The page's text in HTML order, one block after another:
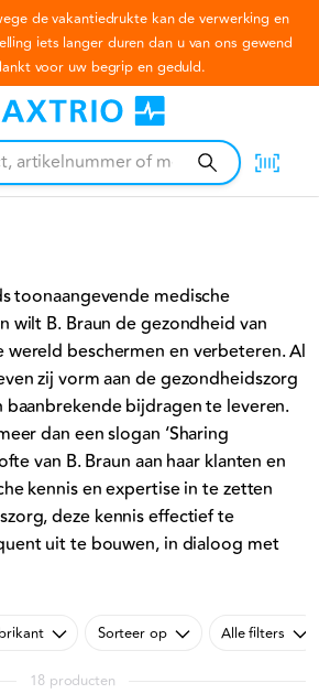
de vakantiedrukte kan de verwerking en
iets langer duren dan u van ons gewend
voor uw begrip en geduld.
B. Braun
toonaangevende medische
wilt B. Braun de gezondheid van
wereld beschermen en verbeteren. Al
zij vorm aan de gezondheidszorg
bijdragen te leveren.
dan een slogan ‘Sharing
van B. Braun aan haar klanten en
kennis en expertise in te zetten
deze kennis effectief te
uit te bouwen, in dialoog met
Sorteer op Alle filters
18 producten